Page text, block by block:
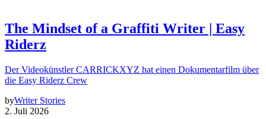
The Mindset of a Graffiti Writer | Easy
Riderz
Der Videokünstler CARRICKXYZ hat einen Dokumentarfilm über
die Easy Riderz Crew
byWriter Stories
2. Juli 2026